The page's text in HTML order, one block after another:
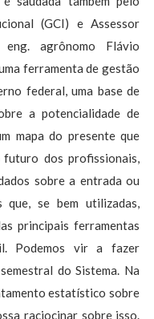
(GCI) e Assessor
agrônomo Flávio
ferramenta de gestão
federal, uma base de
a potencialidade de
mapa do presente que
dos profissionais,
sobre a entrada ou
que, se bem utilizadas,
principais ferramentas
Podemos vir a fazer
do Sistema. Na
estatístico sobre
raciocinar sobre isso.